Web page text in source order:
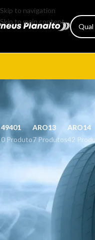
Skip to navigation
Skip to main content
49401
0 Produto
ARO13
7 Produtos
ARO14
42
CATEGORIAS DE
FILTRAR POR PREÇO